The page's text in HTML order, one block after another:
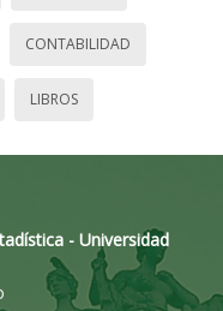
CONTABILIDAD
LIBROS
- Universidad